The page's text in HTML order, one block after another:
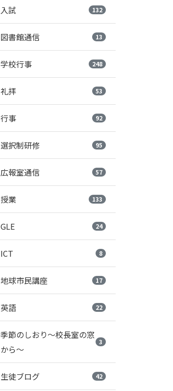
入試 132
図書館通信 13
学校行事 248
礼拝 53
行事 92
選択制研修 95
広報室通信 57
授業 133
GLE 24
ICT 8
地球市民講座 17
英語 22
季節のしおり～校長室の窓
から～
3
生徒ブログ 42